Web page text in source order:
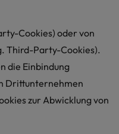
Cookies) oder von
Third-Party-Cookies).
die Einbindung
Drittunternehmen
zur Abwicklung von